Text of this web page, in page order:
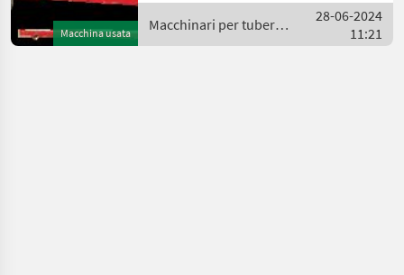
Macchina usata
Macchinari per tubero /
Sonstige
28-06-2024
11:21